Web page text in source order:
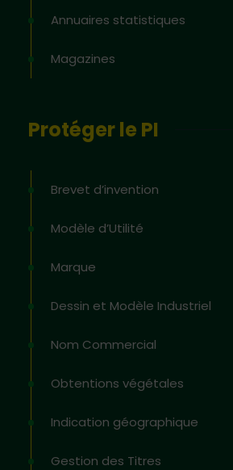
Annuaires statistiques
Magazines
Protéger le PI
Brevet d’invention
Modèle d’Utilité
Marque
Dessin et Modèle Industriel
Nom Commercial
Obtentions végétales
Indication géographique
Gestion des Titres